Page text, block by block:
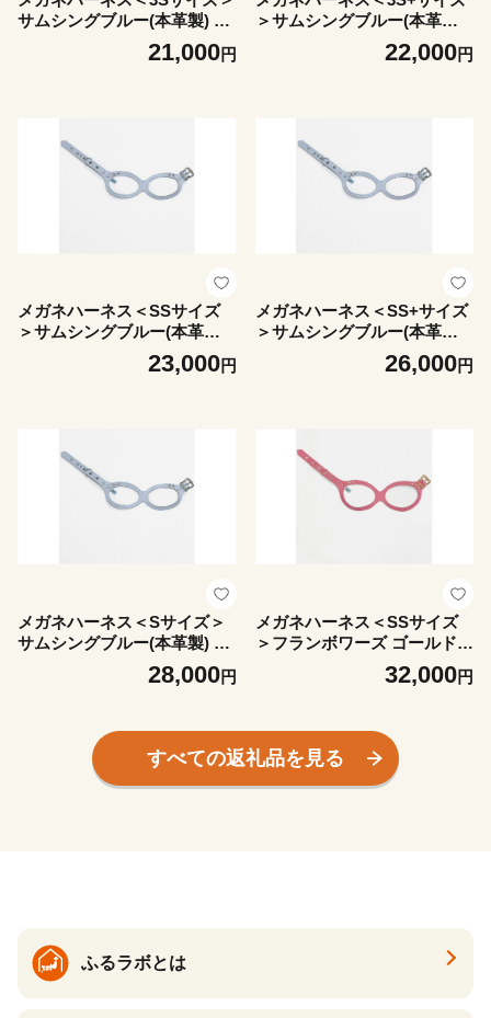
サムシングブルー(本革製) ka
zama premium【1641053】
21,000円
＞サムシングブルー(本革製)
kazama premium【164105
22,000円
メガネハーネス＜SSサイズ
＞サムシングブルー(本革製)
kazama premium【164105
23,000円
メガネハーネス＜SS+サイズ
＞サムシングブルー(本革製)
kazama premium【164106
26,000円
メガネハーネス＜Sサイズ＞
サムシングブルー(本革製) ka
zama premium【1641067】
28,000円
メガネハーネス＜SSサイズ
＞フランボワーズ ゴールド金
具(本革製) kazama premium
32,000円
すべての返礼品を見る
ふるラボとは